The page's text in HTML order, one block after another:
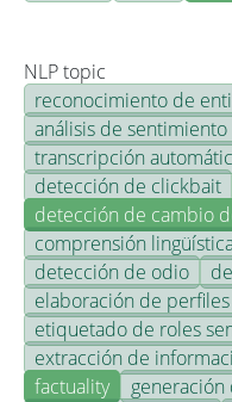
NLP topic
reconocimiento de
análisis de sentimiento
transcripción
detección de clickbait
detección de cambio
comprensión
detección de odio
elaboración de perfiles
etiquetado de roles
extracción de
factuality